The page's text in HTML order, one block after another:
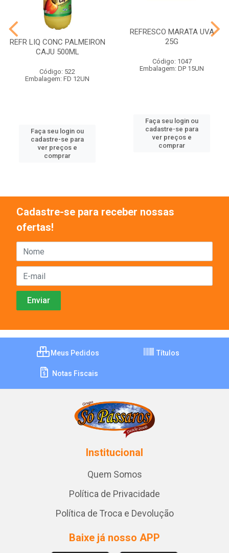
REFR LIQ CONC PALMEIRON
CAJU 500ML
Código: 522
Embalagem: FD 12UN
Faça seu login ou
cadastre-se para
ver preços e
comprar
REFRESCO MARATA UVA
25G
Código: 1047
Embalagem: DP 15UN
Faça seu login ou
cadastre-se para
ver preços e
comprar
Cadastre-se para receber nossas
ofertas!
Meus Pedidos Títulos
Notas Fiscais
Institucional
Quem Somos
Política de Privacidade
Política de Troca e Devolução
Baixe já nosso APP